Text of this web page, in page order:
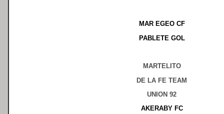
MAR EGEO CF
PABLETE GOL
MARTELITO
DE LA FE TEAM
UNION 92
AKERABY FC